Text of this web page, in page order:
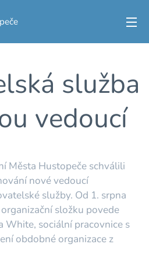
služba
vedoucí
Města Hustopeče schválili
nové vedoucí
služby. Od 1. srpna
složku povede
White, sociální pracovnice s
obdobné organizace z